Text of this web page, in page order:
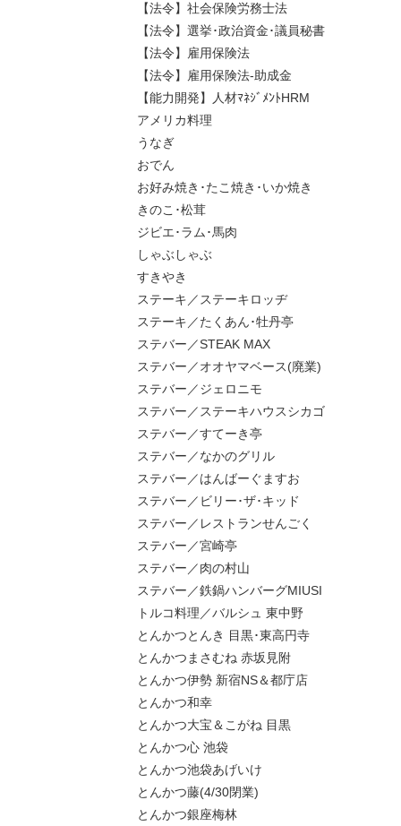
【法令】社会保険労務士法
【法令】選挙･政治資金･議員秘書
【法令】雇用保険法
【法令】雇用保険法-助成金
【能力開発】人材ﾏﾈｼﾞﾒﾝﾄHRM
アメリカ料理
うなぎ
おでん
お好み焼き･たこ焼き･いか焼き
きのこ･松茸
ジビエ･ラム･馬肉
しゃぶしゃぶ
すきやき
ステーキ／ステーキロッヂ
ステーキ／たくあん･牡丹亭
ステバー／STEAK MAX
ステバー／オオヤマベース(廃業)
ステバー／ジェロニモ
ステバー／ステーキハウスシカゴ
ステバー／すてーき亭
ステバー／なかのグリル
ステバー／はんばーぐますお
ステバー／ビリー･ザ･キッド
ステバー／レストランせんごく
ステバー／宮崎亭
ステバー／肉の村山
ステバー／鉄鍋ハンバーグMIUSI
トルコ料理／バルシュ 東中野
とんかつとんき 目黒･東高円寺
とんかつまさむね 赤坂見附
とんかつ伊勢 新宿NS＆都庁店
とんかつ和幸
とんかつ大宝＆こがね 目黒
とんかつ心 池袋
とんかつ池袋あげいけ
とんかつ藤(4/30閉業)
とんかつ銀座梅林